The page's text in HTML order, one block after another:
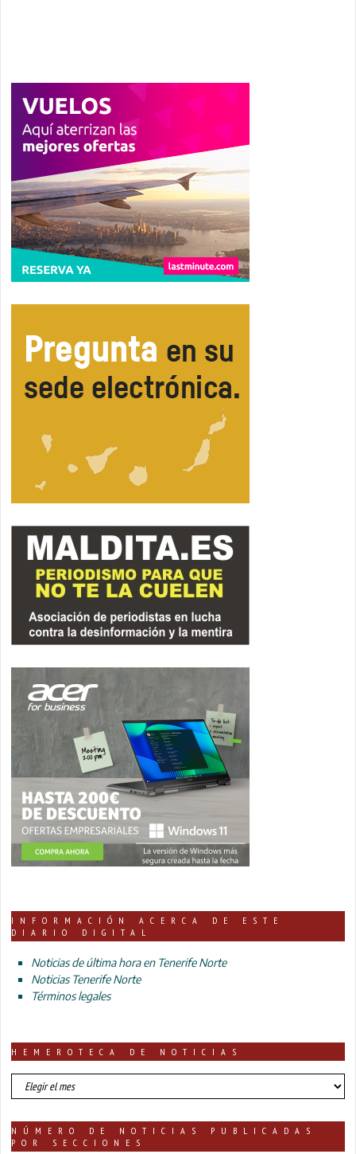
INFORMACIÓN ACERCA DE ESTE
DIARIO DIGITAL
Noticias de última hora en Tenerife Norte
Noticias Tenerife Norte
Términos legales
HEMEROTECA DE NOTICIAS
HEMEROTECA
DE
NÚMERO DE NOTICIAS PUBLICADAS
POR SECCIONES